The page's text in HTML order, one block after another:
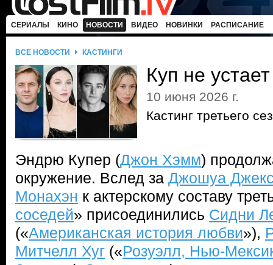
СЕРИАЛЫ КИНО НОВОСТИ ВИДЕО НОВИНКИ РАСПИСАНИЕ
ВСЕ НОВОСТИ КАСТИНГИ
Куп не
10 июня 2026 г.
Кастинг третьего
Эндрю Купер (Джон Хэмм)
окружение. Вслед за Джошуа
Монахэн к актерскому составу
соседей» присоединились Сидни
(«Американская история любви»),
Митчелл Хуг («Розуэлл, Нью-